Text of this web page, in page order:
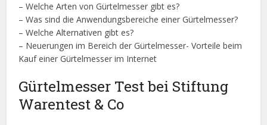
– Welche Arten von Gürtelmesser gibt es?
– Was sind die Anwendungsbereiche einer Gürtelmesser?
– Welche Alternativen gibt es?
– Neuerungen im Bereich der Gürtelmesser- Vorteile beim
Kauf einer Gürtelmesser im Internet
Gürtelmesser Test bei Stiftung
Warentest & Co